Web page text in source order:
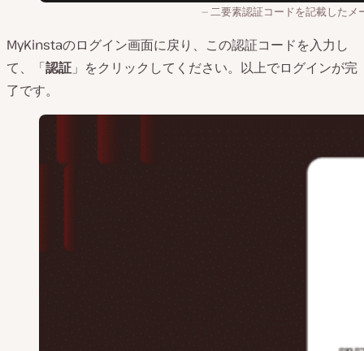
二要素認証コードを記載したメ
MyKinstaのログイン画面に戻り、この認証コードを入力し
て、「認証 」をクリックしてください。以上でログインが完
了です。